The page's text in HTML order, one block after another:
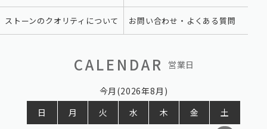
ストーンのクオリティについて お問い合わせ・よくある質問
CALENDAR 営業日
今月(2026年8月)
日
月 火 水 木 金
土